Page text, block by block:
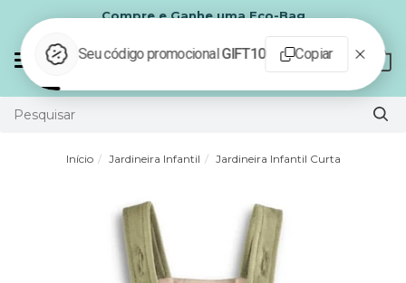
Compre e Ganhe uma Eco-Bag
Mudar
Início Jardineira Infantil Jardineira Infantil Curta